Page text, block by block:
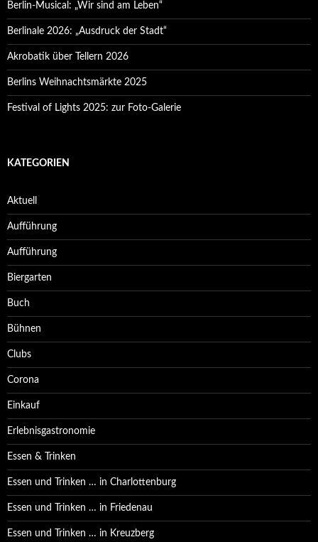
Berlin-Musical: „Wir sind am Leben“
Berlinale 2026: „Ausdruck der Stadt“
Akrobatik über Tellern 2026
Berlins Weihnachtsmärkte 2025
Festival of Lights 2025: zur Foto-Galerie
KATEGORIEN
Aktuell
Aufführung
Aufführung
Biergarten
Buch
Bühnen
Clubs
Corona
Einkauf
Erlebnisgastronomie
Essen & Trinken
Essen und Trinken … in Charlottenburg
Essen und Trinken … in Friedenau
Essen und Trinken … in Kreuzberg